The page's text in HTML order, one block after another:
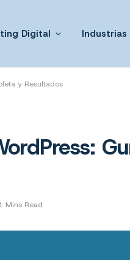
Digital Industrias
y Resultados
Mins Read